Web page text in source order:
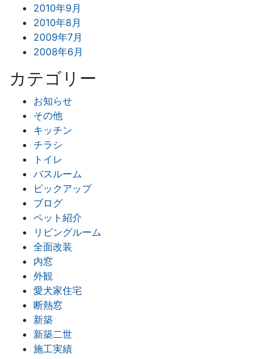
2010年9月
2010年8月
2009年7月
2008年6月
カテゴリー
お知らせ
その他
キッチン
チラシ
トイレ
バスルーム
ピックアップ
ブログ
ペット紹介
リビングルーム
全面改装
内窓
外観
愛犬家住宅
断熱窓
新築
新築二世
施工実績